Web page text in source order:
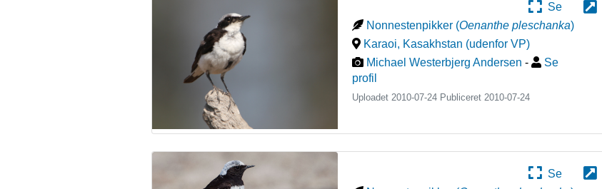
Se
Nonnestenpikker (Oenanthe pleschanka)
Karaoi, Kasakhstan (udenfor VP)
Michael Westerbjerg Andersen -
Se
profil
Uploadet 2010-07-24 Publiceret2010-07-24
Se